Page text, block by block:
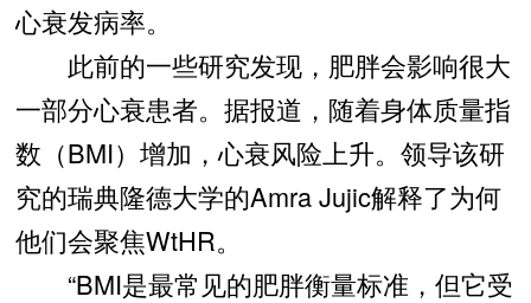
心衰发病率。
此前的一些研究发现，肥胖会影响很大
一部分心衰患者。据报道，随着身体质量指
数（BMI）增加，心衰风险上升。领导该研
究的瑞典隆德大学的Amra Jujic解释了为何
他们会聚焦WtHR。
“BMI是最常见的肥胖衡量标准，但它受